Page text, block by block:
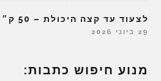
לצעוד עד קצה היכולת – 50 ק״מ ביום הליכה בגולן
29 ביוני 2026
מנוע חיפוש כתבות: